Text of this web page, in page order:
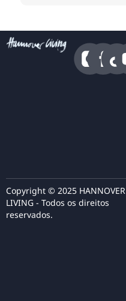
Copyright © 2025 HANNOVER
LIVING - Todos os direitos
reservados.